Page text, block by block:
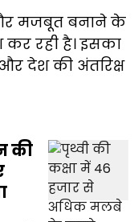
मजबूत बनाने के
कर रही है। इसका
और देश की अंतरिक्ष
की